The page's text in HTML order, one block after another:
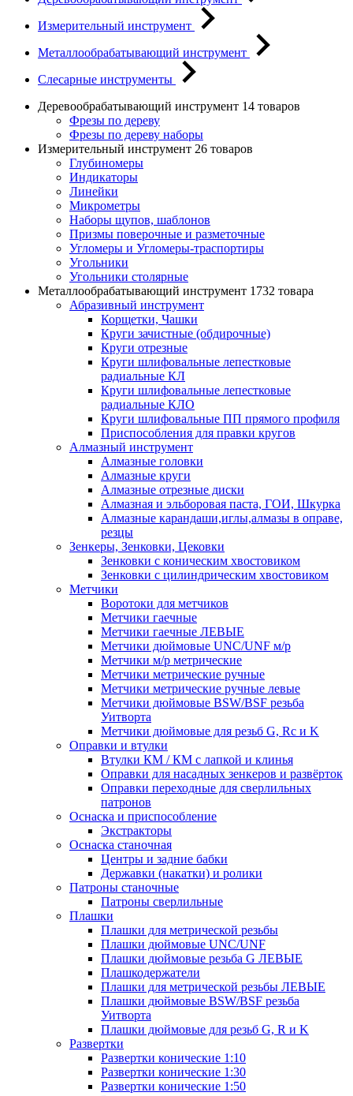
Измерительный инструмент
Металлообрабатывающий инструмент
Слесарные инструменты
Деревообрабатывающий инструмент 14 товаров
Фрезы по дереву
Фрезы по дереву наборы
Измерительный инструмент 26 товаров
Глубиномеры
Индикаторы
Линейки
Микрометры
Наборы щупов, шаблонов
Призмы поверочные и разметочные
Угломеры и Угломеры-траспортиры
Угольники
Угольники столярные
Металлообрабатывающий инструмент 1732 товара
Абразивный инструмент
Корщетки, Чашки
Круги зачистные (обдирочные)
Круги отрезные
Круги шлифовальные лепестковые
радиальные КЛ
Круги шлифовальные лепестковые
радиальные КЛО
Круги шлифовальные ПП прямого профиля
Приспособления для правки кругов
Алмазный инструмент
Алмазные головки
Алмазные круги
Алмазные отрезные диски
Алмазная и эльборовая паста, ГОИ, Шкурка
Алмазные карандаши,иглы,алмазы в оправе,
резцы
Зенкеры, Зенковки, Цековки
Зенковки с коническим хвостовиком
Зенковки с цилиндрическим хвостовиком
Метчики
Воротоки для метчиков
Метчики гаечные
Метчики гаечные ЛЕВЫЕ
Метчики дюймовые UNC/UNF м/р
Метчики м/р метрические
Метчики метрические ручные
Метчики метрические ручные левые
Метчики дюймовые BSW/BSF резьба
Уитворта
Метчики дюймовые для резьб G, Rc и K
Оправки и втулки
Втулки КМ / КМ с лапкой и клинья
Оправки для насадных зенкеров и развёрток
Оправки переходные для сверлильных
патронов
Оснаска и приспособление
Экстракторы
Оснаска станочная
Центры и задние бабки
Державки (накатки) и ролики
Патроны станочные
Патроны сверлильные
Плашки
Плашки для метрической резьбы
Плашки дюймовые UNC/UNF
Плашки дюймовые резьба G ЛЕВЫЕ
Плашкодержатели
Плашки для метрической резьбы ЛЕВЫЕ
Плашки дюймовые BSW/BSF резьба
Уитворта
Плашки дюймовые для резьб G, R и K
Развертки
Развертки конические 1:10
Развертки конические 1:30
Развертки конические 1:50